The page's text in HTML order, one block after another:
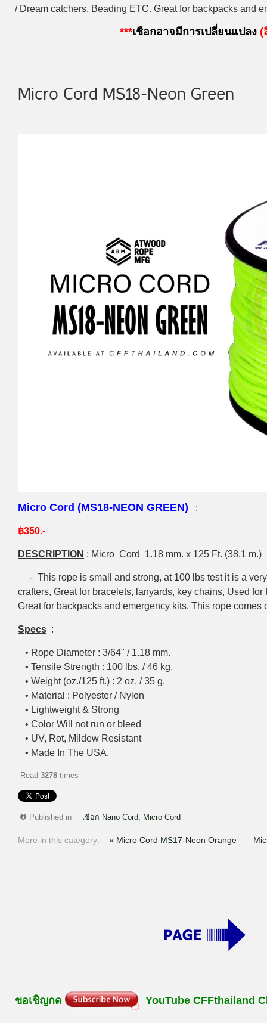
/ Dream catchers, Beading ETC. Great for backpacks and
***เชือกอาจมีการเปลี่ยนแปลง(
Micro Cord MS18-Neon Green
Micro Cord (MS18-NEON GREEN) :
฿350.-
DESCRIPTION : Micro Cord 1.18 mm. x 125 Ft. (38.1 m.)
- This rope is small and strong, at 100 lbs test it is a
crafters, Great for bracelets, lanyards, key chains, Used
Great for backpacks and emergency kits, This rope
Specs :
• Rope Diameter : 3/64" / 1.18 mm.
• Tensile Strength : 100 lbs. / 46 kg.
• Weight (oz./125 ft.) : 2 oz. / 35 g.
• Material : Polyester / Nylon
• Lightweight & Strong
• Color Will not run or bleed
• UV, Rot, Mildew Resistant
• Made In The USA.
Read 3278 times
Published in เชือก Nano Cord, Micro Cord
More in this category: « Micro Cord MS17-Neon Orange
ขอเชิญกด YouTube CFFthailand